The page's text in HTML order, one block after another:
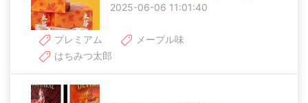
2025-06-06 11:01:40
プレミアム
メープル味
はちみつ太郎